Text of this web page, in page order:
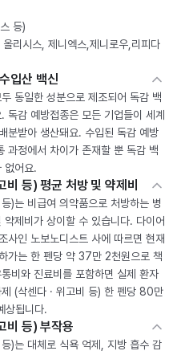
등)
리시스, 제니엑스,제니로우,리피다
입산 백신
동일한 성분으로 제조되어 독감 백
독감 예방접종은 모든 기업들이 세계
분받아 생산돼요. 수입된 독감 예방
과정에서 차이가 존재할 뿐 독감 백
없어요.
비 등) 평균 처방 및 약제비
)는 비급여 의약품으로 처방하는 병
제비가 상이할 수 있습니다. 다이어
사인 노보노디스트 사에 따르면 현재
가는 한 펜당 약 37만 2천원으로 책
비와 진료비를 포함하면 실제 환자
(삭센다 · 위고비 등) 한 펜당 80만
상됩니다.
비 등) 부작용
)는 대체로 식욕 억제, 지방 흡수 감